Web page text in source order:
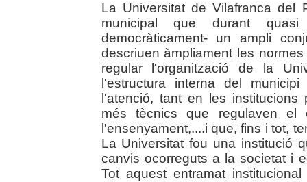
La Universitat de Vilafranca del
municipal que durant
democràticament- un ampli
descriuen àmpliament les
regular l'organització de la
l'estructura interna del
l'atenció, tant en les
més tècnics que regulaven el
l'ensenyament,....i que, fins i tot,
La Universitat fou una institució
canvis ocorreguts a la societat i
Tot aquest entramat